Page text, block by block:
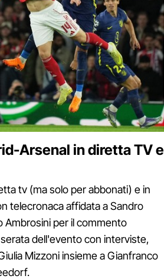
Arsenal in diretta TV e
tv (ma solo per abbonati) e in
telecronaca affidata a Sandro
Ambrosini per il commento
dell'evento con interviste,
Mizzoni insieme a Gianfranco